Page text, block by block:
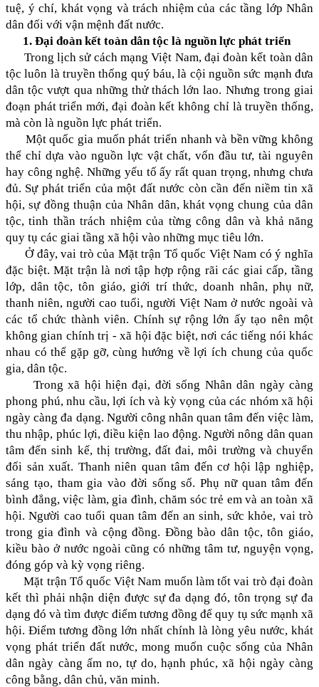
tuệ, ý chí, khát vọng và trách nhiệm của các tầng lớp Nhân
dân đối với vận mệnh đất nước.
1. Đại đoàn kết toàn dân tộc là nguồn lực phát triển
Trong lịch sử cách mạng Việt Nam, đại đoàn kết toàn dân
tộc luôn là truyền thống quý báu, là cội nguồn sức mạnh đưa
dân tộc vượt qua những thử thách lớn lao. Nhưng trong giai
đoạn phát triển mới, đại đoàn kết không chỉ là truyền thống,
mà còn là nguồn lực phát triển.
Một quốc gia muốn phát triển nhanh và bền vững không
thể chỉ dựa vào nguồn lực vật chất, vốn đầu tư, tài nguyên
hay công nghệ. Những yếu tố ấy rất quan trọng, nhưng chưa
đủ. Sự phát triển của một đất nước còn cần đến niềm tin xã
hội, sự đồng thuận của Nhân dân, khát vọng chung của dân
tộc, tinh thần trách nhiệm của từng công dân và khả năng
quy tụ các giai tầng xã hội vào những mục tiêu lớn.
Ở đây, vai trò của Mặt trận Tổ quốc Việt Nam có ý nghĩa
đặc biệt. Mặt trận là nơi tập hợp rộng rãi các giai cấp, tầng
lớp, dân tộc, tôn giáo, giới trí thức, doanh nhân, phụ nữ,
thanh niên, người cao tuổi, người Việt Nam ở nước ngoài và
các tổ chức thành viên. Chính sự rộng lớn ấy tạo nên một
không gian chính trị - xã hội đặc biệt, nơi các tiếng nói khác
nhau có thể gặp gỡ, cùng hướng về lợi ích chung của quốc
gia, dân tộc.
Trong xã hội hiện đại, đời sống Nhân dân ngày càng
phong phú, nhu cầu, lợi ích và kỳ vọng của các nhóm xã hội
ngày càng đa dạng. Người công nhân quan tâm đến việc làm,
thu nhập, phúc lợi, điều kiện lao động. Người nông dân quan
tâm đến sinh kế, thị trường, đất đai, môi trường và chuyển
đổi sản xuất. Thanh niên quan tâm đến cơ hội lập nghiệp,
sáng tạo, tham gia vào đời sống số. Phụ nữ quan tâm đến
bình đẳng, việc làm, gia đình, chăm sóc trẻ em và an toàn xã
hội. Người cao tuổi quan tâm đến an sinh, sức khỏe, vai trò
trong gia đình và cộng đồng. Đồng bào dân tộc, tôn giáo,
kiều bào ở nước ngoài cũng có những tâm tư, nguyện vọng,
đóng góp và kỳ vọng riêng.
Mặt trận Tổ quốc Việt Nam muốn làm tốt vai trò đại đoàn
kết thì phải nhận diện được sự đa dạng đó, tôn trọng sự đa
dạng đó và tìm được điểm tương đồng để quy tụ sức mạnh xã
hội. Điểm tương đồng lớn nhất chính là lòng yêu nước, khát
vọng phát triển đất nước, mong muốn cuộc sống của Nhân
dân ngày càng ấm no, tự do, hạnh phúc, xã hội ngày càng
công bằng, dân chủ, văn minh.